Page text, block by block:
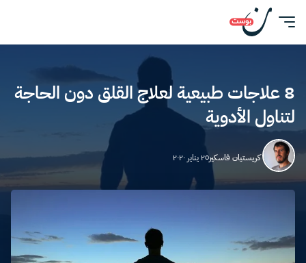
8 علاجات طبيعية لعلاج القلق دون الحاجة
لتناول الأدوية
كريستيان فاسكيز٢٥ يناير ٢٠٢٠